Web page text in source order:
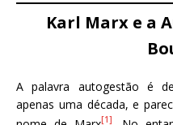
Karl Marx e a
A palavra autogestão é
apenas uma década, e
[1]